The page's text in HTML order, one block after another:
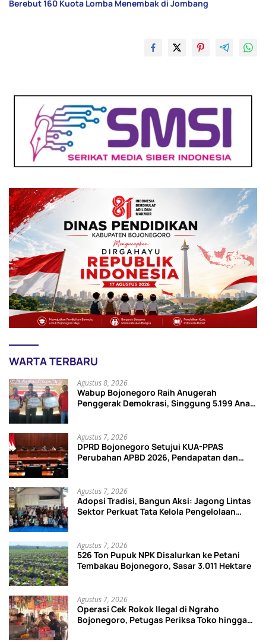
Berebut 160 Kuota Lomba Menembak di Jombang
WARTA TERBARU
Agustus 8, 2026
Wabup Bojonegoro Raih Anugerah
Penggerak Demokrasi, Singgung 5.199 Anak
Agustus 7, 2026
DPRD Bojonegoro Setujui KUA-PPAS
Perubahan APBD 2026, Pendapatan dan
Agustus 7, 2026
Adopsi Tradisi, Bangun Aksi: Jagong Lintas
Sektor Perkuat Tata Kelola Pengelolaan
Agustus 7, 2026
526 Ton Pupuk NPK Disalurkan ke Petani
Tembakau Bojonegoro, Sasar 3.011 Hektare
Agustus 7, 2026
Operasi Cek Rokok Ilegal di Ngraho
Bojonegoro, Petugas Periksa Toko hingga